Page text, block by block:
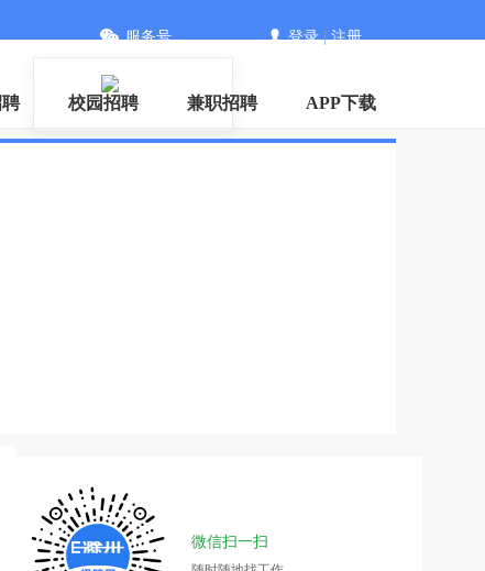
服务号 登录|注册
校园招聘 兼职招聘 APP下载
微信扫一扫